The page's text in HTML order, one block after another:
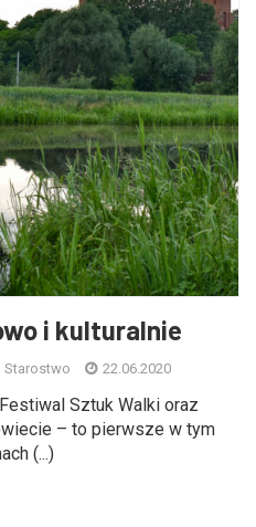
i kulturalnie
Starostwo 22.06.2020
Sztuk Walki oraz
– to pierwsze w tym
(...)